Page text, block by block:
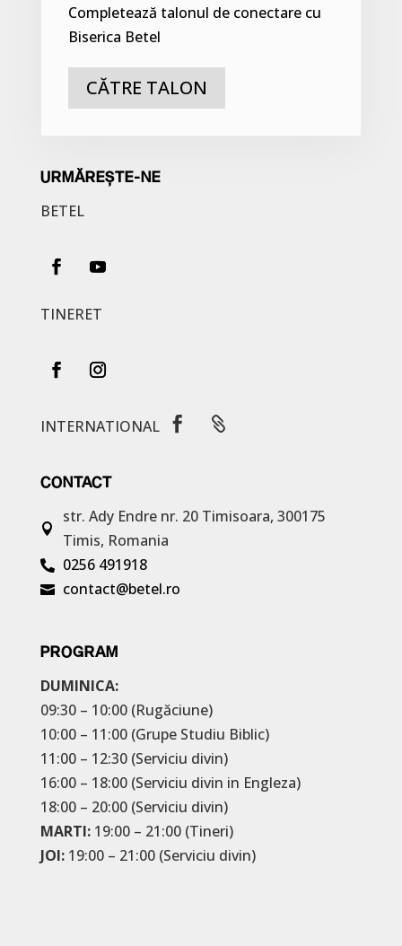
Completează talonul de conectare cu
Biserica Betel
CĂTRE TALON
URMĂREȘTE-NE
BETEL
TINERET
INTERNATIONAL  
CONTACT

str. Ady Endre nr. 20 Timisoara, 300175
Timis, Romania
 0256 491918
 contact@betel.ro
PROGRAM
DUMINICA:
09:30 – 10:00 (Rugăciune)
10:00 – 11:00 (Grupe Studiu Biblic)
11:00 – 12:30 (Serviciu divin)
16:00 – 18:00 (Serviciu divin in Engleza)
18:00 – 20:00 (Serviciu divin)
MARTI: 19:00 – 21:00 (Tineri)
JOI: 19:00 – 21:00 (Serviciu divin)